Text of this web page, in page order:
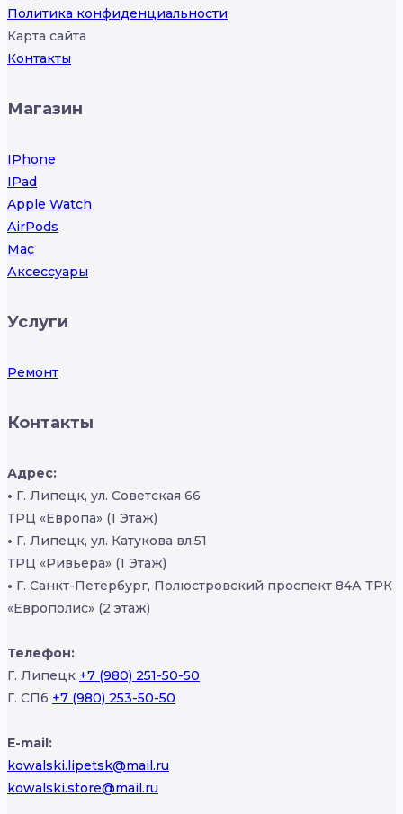
Политика конфиденциальности
Карта сайта
Контакты
Магазин
IPhone
IPad
Apple Watch
AirPods
Mac
Аксессуары
Услуги
Ремонт
Контакты
Адрес:
• Г. Липецк, ул. Советская 66
ТРЦ «Европа» (1 Этаж)
• Г. Липецк, ул. Катукова вл.51
ТРЦ «Ривьера» (1 Этаж)
• Г. Санкт-Петербург, Полюстровский проспект 84А ТРК
«Европолис» (2 этаж)
Телефон:
Г. Липецк +7 (980) 251-50-50
Г. СПб +7 (980) 253-50-50
E-mail:
kowalski.lipetsk@mail.ru
kowalski.store@mail.ru